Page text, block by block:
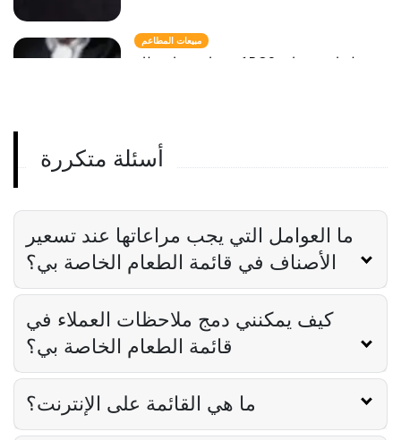
مبيعات المطاعم
كيفية استخدام نظام POS لزيادة مبيعات
قائمة الطعام عبر الإنترنت
Derrick McMahon Sep 01, 2023
أسئلة متكررة
ما العوامل التي يجب مراعاتها عند تسعير
الأصناف في قائمة الطعام الخاصة بي؟
كيف يمكنني دمج ملاحظات العملاء في
قائمة الطعام الخاصة بي؟
ما هي القائمة على الإنترنت؟